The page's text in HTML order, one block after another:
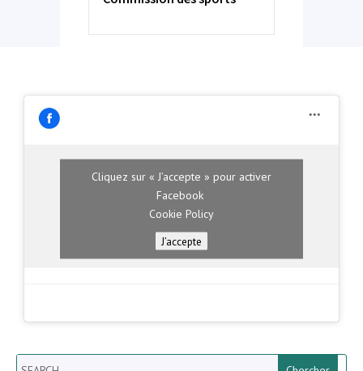
Cliquez sur « J’accepte » pour activer
Facebook
Cookie Policy
J’accepte
Search